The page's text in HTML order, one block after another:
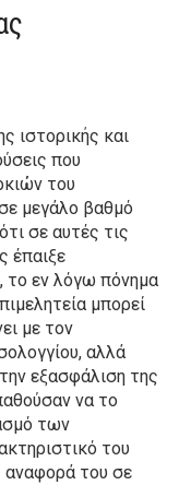
ιστορικής και
που
του
μεγάλο βαθμό
σε αυτές τις
έπαιξε
το εν λόγω πόνημα
μπορεί
με τον
αλλά
εξασφάλιση της
να το
των
του
αναφορά του σε